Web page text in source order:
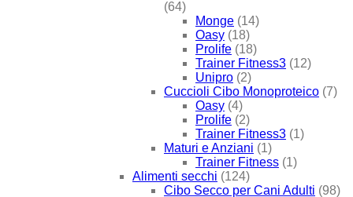
(64)
Monge (14)
Oasy (18)
Prolife (18)
Trainer Fitness3 (12)
Unipro (2)
Cuccioli Cibo Monoproteico (7)
Oasy (4)
Prolife (2)
Trainer Fitness3 (1)
Maturi e Anziani (1)
Trainer Fitness (1)
Alimenti secchi (124)
Cibo Secco per Cani Adulti (98)